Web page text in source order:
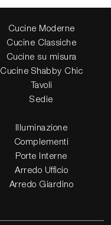
Cucine Moderne
Cucine Classiche
Cucine su misura
Cucine Shabby Chic
Tavoli
Sedie
Illuminazione
Complementi
Porte Interne
Arredo Ufficio
Arredo Giardino